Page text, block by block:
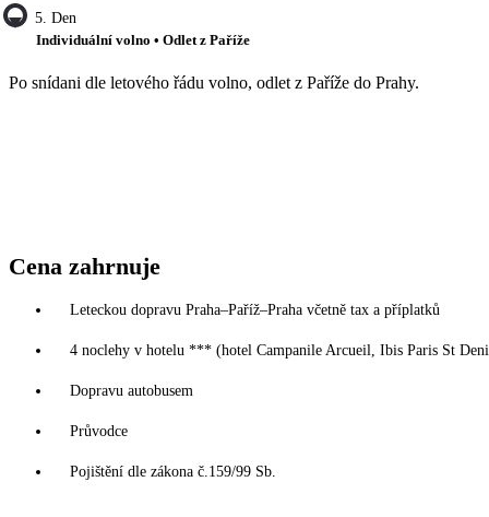
5. Den
Individuální volno • Odlet z Paříže
Po snídani dle letového řádu volno, odlet z Paříže do Prahy.
Cena zahrnuje
Leteckou dopravu Praha–Paříž–Praha včetně tax a příplatků
4 noclehy v hotelu *** (hotel Campanile Arcueil, Ibis Paris St
Dopravu autobusem
Průvodce
Pojištění dle zákona č.159/99 Sb.